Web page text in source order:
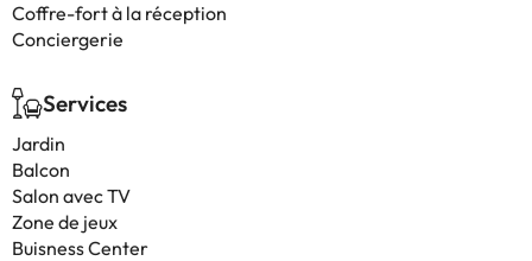
Coffre-fort à la réception
Conciergerie
Services
Jardin
Balcon
Salon avec TV
Zone de jeux
Buisness Center